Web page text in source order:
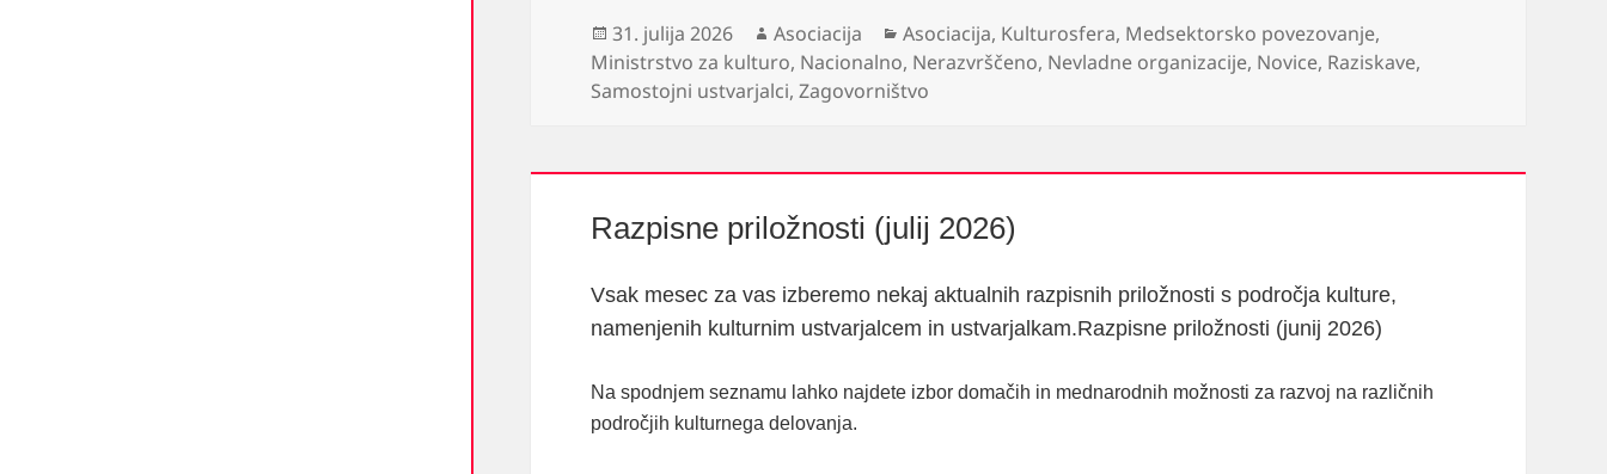
Objavljeno
dne
31. julija 2026 Avtor
Asociacija Kategorije
Asociacija, Kulturosfera, Medsektorsko povezovanje,
Ministrstvo za kulturo, Nacionalno, Nerazvrščeno, Nevladne organizacije, Novice, Raziskave,
Samostojni ustvarjalci, Zagovorništvo
Razpisne priložnosti (julij 2026)
Vsak mesec za vas izberemo nekaj aktualnih razpisnih priložnosti s področja kulture,
namenjenih kulturnim ustvarjalcem in ustvarjalkam.Razpisne priložnosti (junij 2026)
Na spodnjem seznamu lahko najdete izbor domačih in mednarodnih možnosti za razvoj na različnih
področjih kulturnega delovanja.